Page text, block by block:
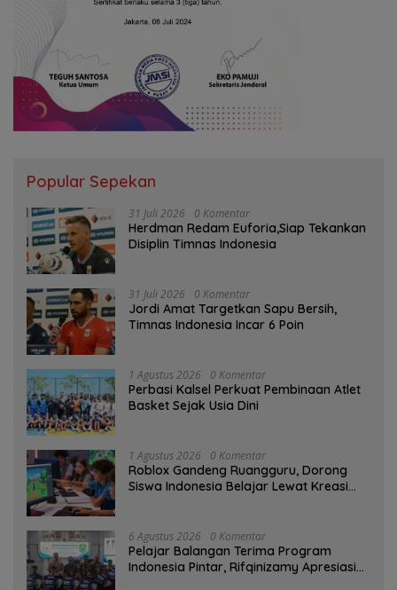
Popular Sepekan
31 Juli 2026 0 Komentar
Herdman Redam Euforia,Siap Tekankan
Disiplin Timnas Indonesia
31 Juli 2026 0 Komentar
Jordi Amat Targetkan Sapu Bersih,
Timnas Indonesia Incar 6 Poin
1 Agustus 2026 0 Komentar
Perbasi Kalsel Perkuat Pembinaan Atlet
Basket Sejak Usia Dini
1 Agustus 2026 0 Komentar
Roblox Gandeng Ruangguru, Dorong
Siswa Indonesia Belajar Lewat Kreasi
6 Agustus 2026 0 Komentar
Pelajar Balangan Terima Program
Indonesia Pintar, Rifqinizamy Apresiasi